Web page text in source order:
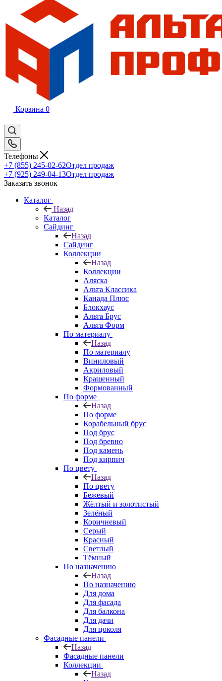
Корзина 0
Телефоны
+7 (855) 245-02-62Отдел продаж
+7 (925) 249-04-13Отдел продаж
Заказать звонок
Каталог
Назад
Каталог
Сайдинг
Назад
Сайдинг
Коллекции
Назад
Коллекции
Аляска
Альта Классика
Канада Плюс
Блокхаус
Альта Брус
Альта Форм
По материалу
Назад
По материалу
Виниловый
Акриловый
Крашенный
Формованный
По форме
Назад
По форме
Корабельный брус
Под брус
Под бревно
Под камень
Под кирпич
По цвету
Назад
По цвету
Бежевый
Жёлтый и золотистый
Зелёный
Коричневый
Серый
Красный
Светлый
Тёмный
По назначению
Назад
По назначению
Для дома
Для фасада
Для балкона
Для дачи
Для цоколя
Фасадные панели
Назад
Фасадные панели
Коллекции
Назад